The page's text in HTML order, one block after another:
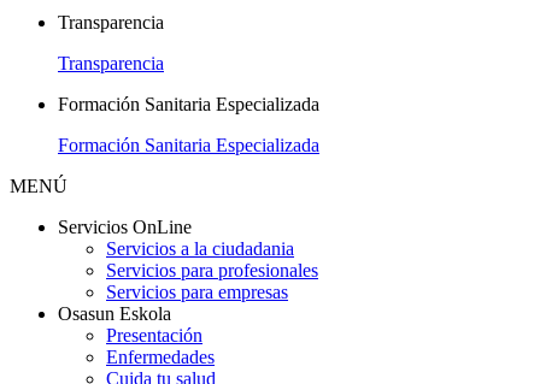
Transparencia
Transparencia
Formación Sanitaria Especializada
Formación Sanitaria Especializada
MENÚ
Servicios OnLine
Servicios a la ciudadania
Servicios para profesionales
Servicios para empresas
Osasun Eskola
Presentación
Enfermedades
Cuida tu salud